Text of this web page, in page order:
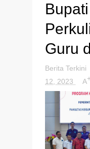
Guru
Berita Terkini
12, 2023
A